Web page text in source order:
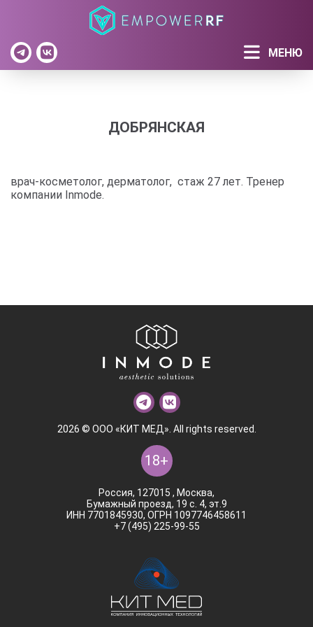
МЕНЮ
ДОБРЯНСКАЯ
врач-косметолог, дерматолог, стаж 27 лет. Тренер
компании Inmode.
2026 © ООО «КИТ МЕД». All rights reserved.
18+
Россия, 127015 , Москва,
Бумажный проезд, 19 с. 4, эт.9
ИНН 7701845930, ОГРН 1097746458611
+7 (495) 225-99-55